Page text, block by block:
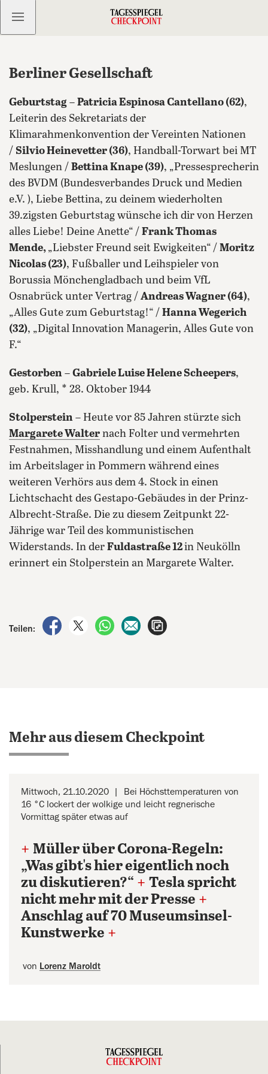
Kostenlos anmelden
Berliner Gesellschaft
Geburtstag – Patricia Espinosa Cantellano (62),
Leiterin des Sekretariats der
Klimarahmenkonvention der Vereinten Nationen
/ Silvio Heinevetter (36), Handball-Torwart bei MT
Meslungen / Bettina Knape (39), „Pressesprecherin
des BVDM (Bundesverbandes Druck und Medien
e.V. ), Liebe Bettina, zu deinem wiederholten
39.zigsten Geburtstag wünsche ich dir von Herzen
alles Liebe! Deine Anette“ / Frank Thomas
Mende, „Liebster Freund seit Ewigkeiten“ / Moritz
Nicolas (23), Fußballer und Leihspieler von
Borussia Mönchengladbach und beim VfL
Osnabrück unter Vertrag / Andreas Wagner (64),
„Alles Gute zum Geburtstag!“ / Hanna Wegerich
(32), „Digital Innovation Managerin, Alles Gute von
F.“
Gestorben – Gabriele Luise Helene Scheepers,
geb. Krull, * 28. Oktober 1944
Stolperstein – Heute vor 85 Jahren stürzte sich
Margarete Walter nach Folter und vermehrten
Festnahmen, Misshandlung und einem Aufenthalt
im Arbeitslager in Pommern während eines
weiteren Verhörs aus dem 4. Stock in einen
Lichtschacht des Gestapo-Gebäudes in der Prinz-
Albrecht-Straße. Die zu diesem Zeitpunkt 22-
Jährige war Teil des kommunistischen
Widerstands. In der Fuldastraße 12in Neukölln
erinnert ein Stolperstein an Margarete Walter.
Teilen:
auf Facebook teilen
auf X teilenper WhatsApp teilen
per E-Mail teilen
Mehr aus diesem Checkpoint
Mittwoch, 21.10.2020
Bei Höchsttemperaturen von
16 °C lockert der wolkige und leicht regnerische
Vormittag später etwas auf
+ Müller über Corona-Regeln:
„Was gibt's hier eigentlich noch
zu diskutieren?“ + Tesla spricht
nicht mehr mit der Presse +
Anschlag auf 70 Museumsinsel-
Kunstwerke +
von Lorenz Maroldt